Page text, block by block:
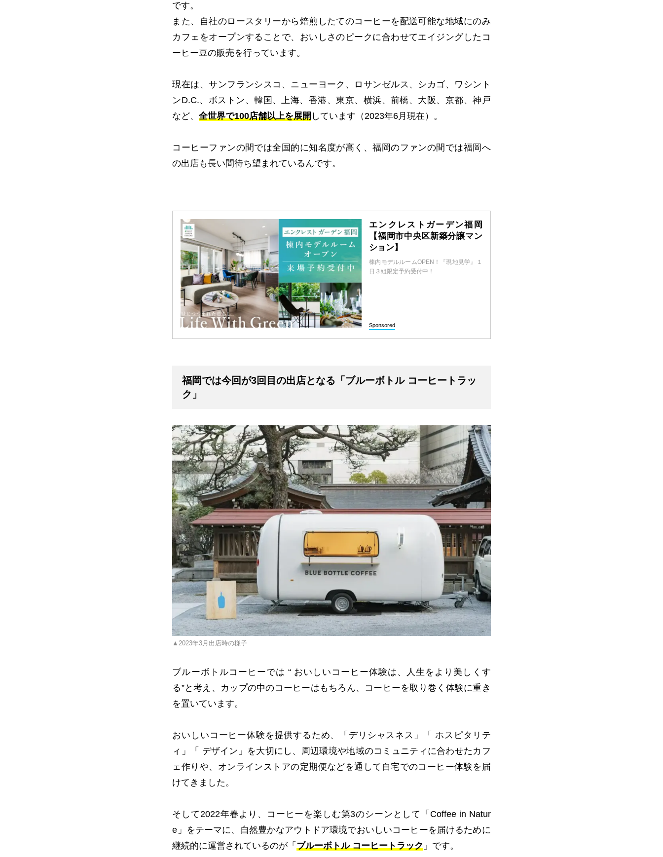
です。
また、自社のロースタリーから焙煎したてのコーヒーを配送可能な地域にのみ
カフェをオープンすることで、おいしさのピークに合わせてエイジングしたコ
ーヒー豆の販売を行っています。
現在は、サンフランシスコ、ニューヨーク、ロサンゼルス、シカゴ、ワシント
ンD.C.、ボストン、韓国、上海、香港、東京、横浜、前橋、大阪、京都、神戸
など、全世界で100店舗以上を展開 しています（2023年6月現在）。
コーヒーファンの間では全国的に知名度が高く、福岡のファンの間では福岡へ
の出店も長い間待ち望まれているんです。
エンクレストガーデン福岡
【福岡市中央区新築分譲マン
ション】
棟内モデルルームOPEN！『現地見学』１
日３組限定予約受付中！
Sponsored
福岡では今回が3回目の出店となる「ブルーボトル コーヒートラッ
ク」
▲2023年3月出店時の様子
ブルーボトルコーヒーでは “ おいしいコーヒー体験は、人生をより美しくす
る”と考え、カップの中のコーヒーはもちろん、コーヒーを取り巻く体験に重き
を置いています。
おいしいコーヒー体験を提供するため、「デリシャスネス」「 ホスピタリテ
ィ」「 デザイン」を大切にし、周辺環境や地域のコミュニティに合わせたカフ
ェ作りや、オンラインストアの定期便などを通して自宅でのコーヒー体験を届
けてきました。
そして2022年春より、コーヒーを楽しむ第3のシーンとして「Coffee in Natur
e」をテーマに、自然豊かなアウトドア環境でおいしいコーヒーを届けるために
継続的に運営されているのが「ブルーボトル コーヒートラック 」です。